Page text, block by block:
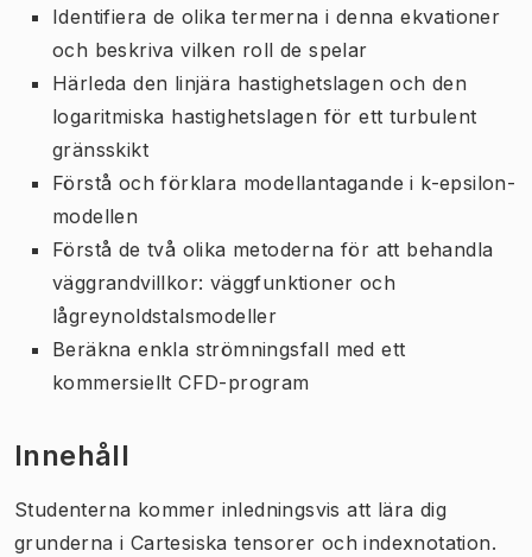
Identifiera de olika termerna i denna ekvationer
och beskriva vilken roll de spelar
Härleda den linjära hastighetslagen och den
logaritmiska hastighetslagen för ett turbulent
gränsskikt
Förstå och förklara modellantagande i k-epsilon-
modellen
Förstå de två olika metoderna för att behandla
väggrandvillkor: väggfunktioner och
lågreynoldstalsmodeller
Beräkna enkla strömningsfall med ett
kommersiellt CFD-program
Innehåll
Studenterna kommer inledningsvis att lära dig
grunderna i Cartesiska tensorer och indexnotation.